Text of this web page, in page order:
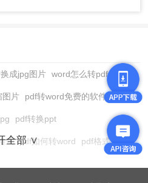
成jpg图片 word怎么转pdf
图片 pdf转word免费的软件
pdf转换ppt
式 pdf如何转word pdf格式转换
全部 ∨